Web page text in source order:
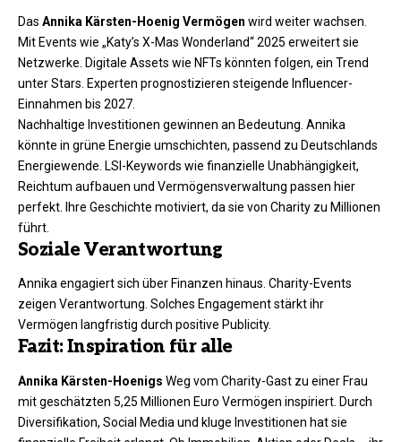
Das Annika Kärsten-Hoenig Vermögen wird weiter wachsen.
Mit Events wie „Katy’s X-Mas Wonderland“ 2025 erweitert sie
Netzwerke. Digitale Assets wie NFTs könnten folgen, ein Trend
unter Stars. Experten prognostizieren steigende Influencer-
Einnahmen bis 2027.​
Nachhaltige Investitionen gewinnen an Bedeutung. Annika
könnte in grüne Energie umschichten, passend zu Deutschlands
Energiewende. LSI-Keywords wie finanzielle Unabhängigkeit,
Reichtum aufbauen und Vermögensverwaltung passen hier
perfekt. Ihre Geschichte motiviert, da sie von Charity zu Millionen
führt.
Soziale Verantwortung
Annika engagiert sich über Finanzen hinaus. Charity-Events
zeigen Verantwortung. Solches Engagement stärkt ihr
Vermögen langfristig durch positive Publicity.​
Fazit: Inspiration für alle
Annika Kärsten- H oenigs Weg vom Charity-Gast zu einer Frau
mit geschätzten 5,25 Millionen Euro Vermögen inspiriert. Durch
Diversifikation, Social Media und kluge Investitionen hat sie